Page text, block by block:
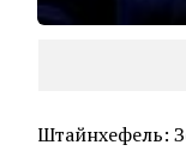
Штайнхефель: